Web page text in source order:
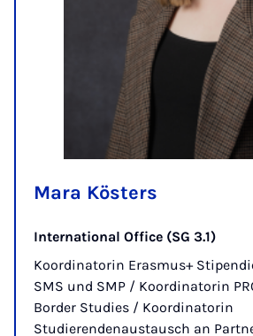
Mara Kösters
International Office (SG 3.1)
Koordinatorin Erasmus+
SMS und SMP / Koordinatorin
Border Studies / Koordinatorin
Studierendenaustausch an